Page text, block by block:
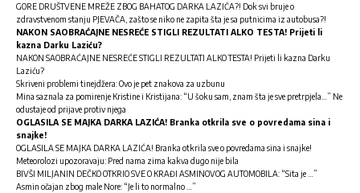
GORE DRUŠTVENE MREŽE ZBOG BAHATOG DARKA LAZIĆA?! Dok svi bruje o
zdravstvenom stanju PJEVAČA, zašto se niko ne zapita šta je sa putnicima iz autobusa?!
NAKON SAOBRAĆAJNE NESREĆE STIGLI REZULTATI ALKO TESTA! Prijeti li
kazna Darku Laziću?
NAKON SAOBRAĆAJNE NESREĆE STIGLI REZULTATI ALKO TESTA! Prijeti li kazna Darku
Laziću?
Skriveni problemi tinejdžera: Ovo je pet znakova za uzbunu
Mina saznala za pomirenje Kristine i Kristijana: “U šoku sam, znam šta je sve pretrpjela…” Ne
odustaje od prijave protiv njega
OGLASILA SE MAJKA DARKA LAZIĆA! Branka otkrila sve o povredama sina i
snajke!
OGLASILA SE MAJKA DARKA LAZIĆA! Branka otkrila sve o povredama sina i snajke!
Meteorolozi upozoravaju: Pred nama zima kakva dugo nije bila
BIVŠI MILJANIN DEČKO OTKRIO SVE O KRAĐI ASMINOVOG AUTOMOBILA: “Sita je …”
Asmin očajan zbog male Nore: “Je li to normalno …”